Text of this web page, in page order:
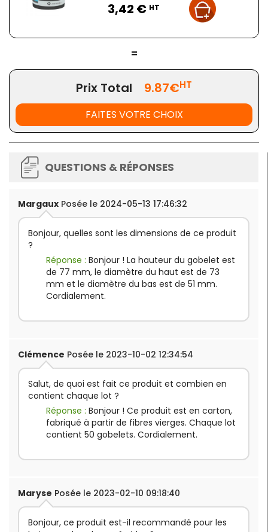
3,42 € HT
=
Prix Total 9.87€HT
FAITES VOTRE CHOIX
QUESTIONS & RÉPONSES
Margaux Posée le 2024-05-13 17:46:32
Bonjour, quelles sont les dimensions de ce produit
?
Réponse : Bonjour ! La hauteur du gobelet est
de 77 mm, le diamètre du haut est de 73
mm et le diamètre du bas est de 51 mm.
Cordialement.
Clémence Posée le 2023-10-02 12:34:54
Salut, de quoi est fait ce produit et combien en
contient chaque lot ?
Réponse : Bonjour ! Ce produit est en carton,
fabriqué à partir de fibres vierges. Chaque lot
contient 50 gobelets. Cordialement.
Maryse Posée le 2023-02-10 09:18:40
Bonjour, ce produit est-il recommandé pour les